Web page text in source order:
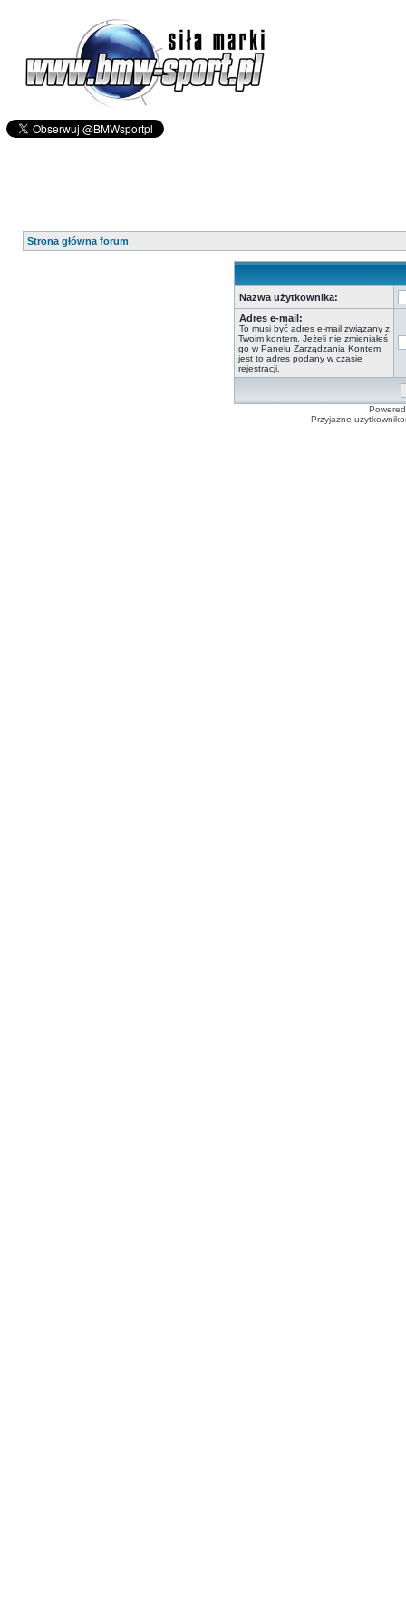
Strona główna forum
Nazwa użytkownika:
Adres e-mail:
To musi być adres e-mail związany z
Twoim kontem. Jeżeli nie zmieniałeś
go w Panelu Zarządzania Kontem,
jest to adres podany w czasie
rejestracji.
Przyjazne